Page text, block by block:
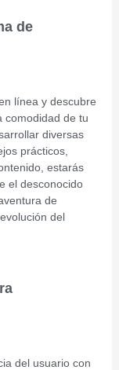
de
línea y descubre
comodidad de tu
diversas
prácticos,
estarás
el desconocido
de
del
del usuario con